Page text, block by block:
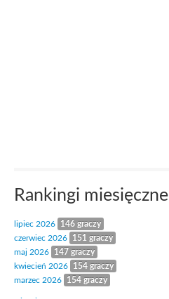
Rankingi miesięczne
lipiec 2026
146 graczy
czerwiec 2026
151 graczy
maj 2026
147 graczy
kwiecień 2026
154 graczy
marzec 2026
154 graczy